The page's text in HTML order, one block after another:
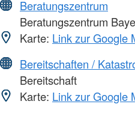
Beratungszentrum
Beratungszentrum
Karte: Link zur Google
Bereitschaften /
Bereitschaft
Karte: Link zur Google